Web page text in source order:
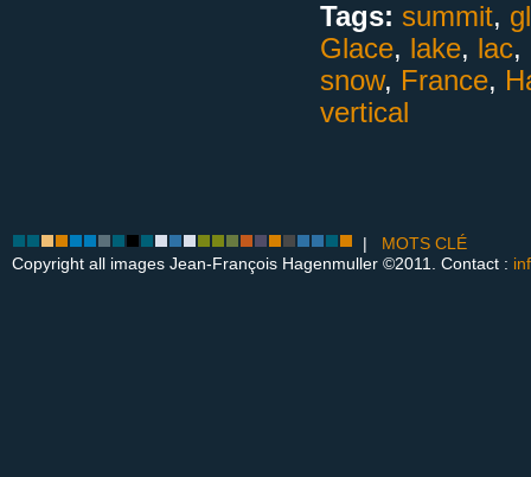
Tags: summit,
Glace, lake, lac,
snow, France,
vertical
| MOTS CLÉ
Copyright all images Jean-François Hagenmuller ©2011. Contact :